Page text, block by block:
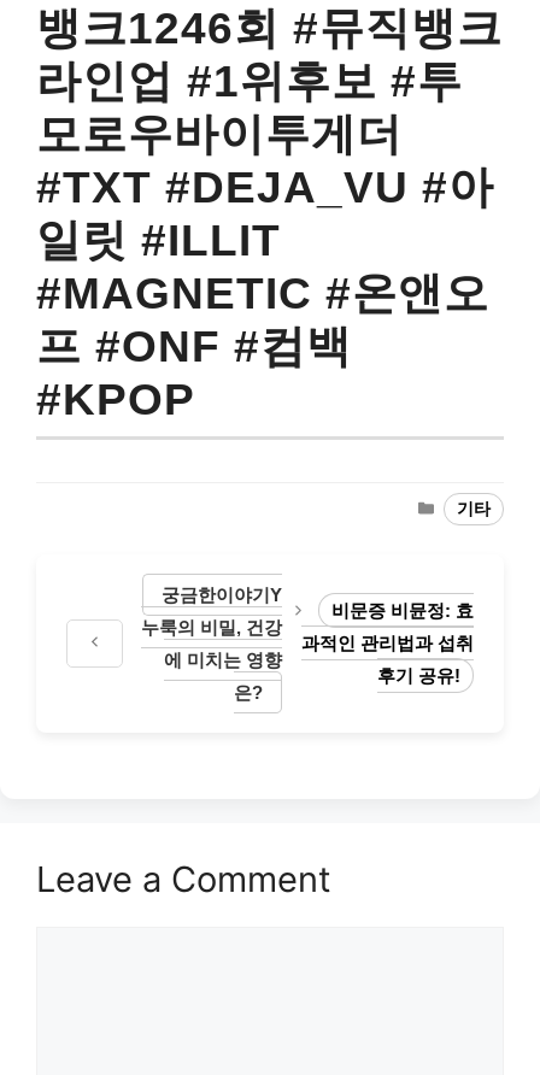
뱅크1246회 #뮤직뱅크
라인업 #1위후보 #투
모로우바이투게더
#TXT #DEJA_VU #아
일릿 #ILLIT
#MAGNETIC #온앤오
프 #ONF #컴백
#KPOP
Categories
기타
궁금한이야기Y
누룩의 비밀, 건강
에 미치는 영향
은?
비문증 비뮨정: 효
과적인 관리법과 섭취
후기 공유!
Leave a Comment